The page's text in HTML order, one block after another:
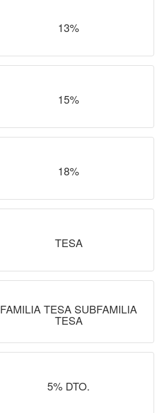
13%
15%
18%
TESA
FAMILIA TESA SUBFAMILIA
TESA
5% DTO.